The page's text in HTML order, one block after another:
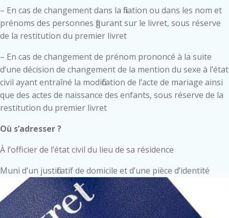
– En cas de changement dans la filiation ou dans les nom et
prénoms des personnes figurant sur le livret, sous réserve
de la restitution du premier livret
– En cas de changement de prénom prononcé à la suite
d’une décision de changement de la mention du sexe à l’état
civil ayant entraîné la modification de l’acte de mariage ainsi
que des actes de naissance des enfants, sous réserve de la
restitution du premier livret
Où s’adresser ?
À l’officier de l’état civil du lieu de sa résidence
Muni d’un justificatif de domicile et d’une pièce d’identité